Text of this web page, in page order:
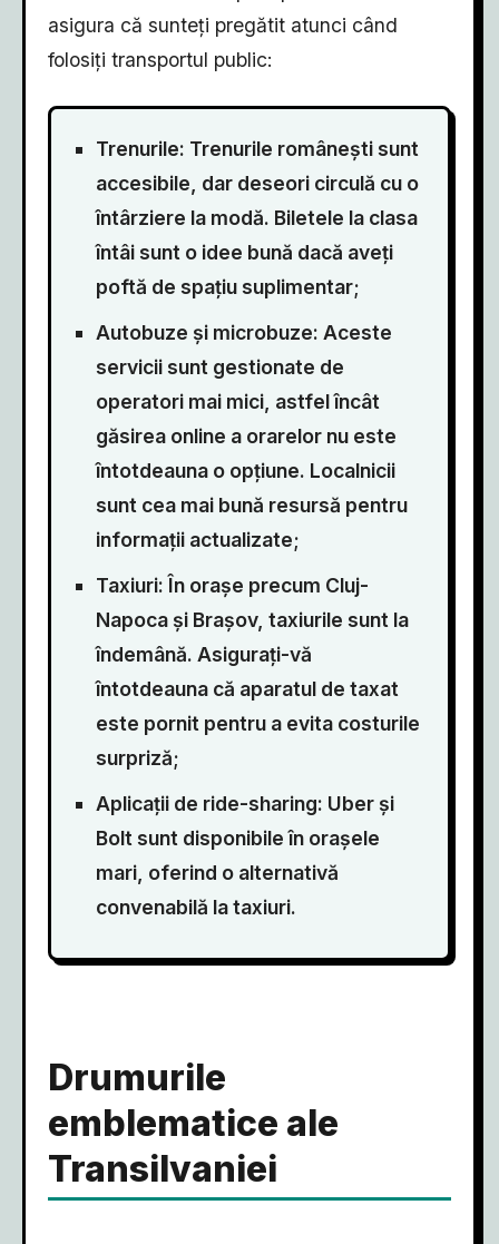
asigura că sunteți pregătit atunci când
folosiți transportul public:
Trenurile: Trenurile românești sunt
accesibile, dar deseori circulă cu o
întârziere la modă. Biletele la clasa
întâi sunt o idee bună dacă aveți
poftă de spațiu suplimentar;
Autobuze și microbuze: Aceste
servicii sunt gestionate de
operatori mai mici, astfel încât
găsirea online a orarelor nu este
întotdeauna o opțiune. Localnicii
sunt cea mai bună resursă pentru
informații actualizate;
Taxiuri: În orașe precum Cluj-
Napoca și Brașov, taxiurile sunt la
îndemână. Asigurați-vă
întotdeauna că aparatul de taxat
este pornit pentru a evita costurile
surpriză;
Aplicații de ride-sharing: Uber și
Bolt sunt disponibile în orașele
mari, oferind o alternativă
convenabilă la taxiuri.
Drumurile
emblematice ale
Transilvaniei